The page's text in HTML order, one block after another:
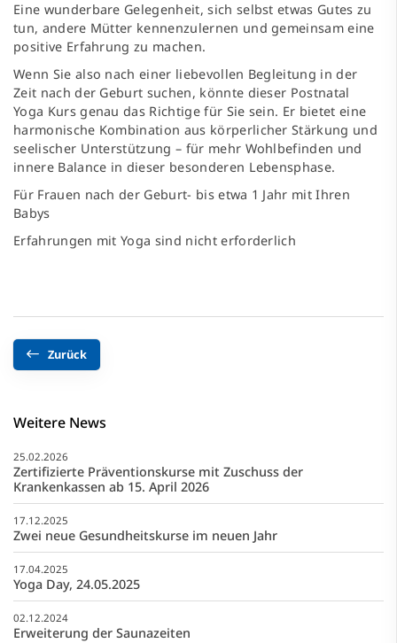
Eine wunderbare Gelegenheit, sich selbst etwas Gutes zu
tun, andere Mütter kennenzulernen und gemeinsam eine
positive Erfahrung zu machen.
Wenn Sie also nach einer liebevollen Begleitung in der
Zeit nach der Geburt suchen, könnte dieser Postnatal
Yoga Kurs genau das Richtige für Sie sein. Er bietet eine
harmonische Kombination aus körperlicher Stärkung und
seelischer Unterstützung – für mehr Wohlbefinden und
innere Balance in dieser besonderen Lebensphase.
Für Frauen nach der Geburt- bis etwa 1 Jahr mit Ihren
Babys
Erfahrungen mit Yoga sind nicht erforderlich
Zurück
Weitere News
25.02.2026
Zertifizierte Präventionskurse mit Zuschuss der
Krankenkassen ab 15. April 2026
17.12.2025
Zwei neue Gesundheitskurse im neuen Jahr
17.04.2025
Yoga Day, 24.05.2025
02.12.2024
Erweiterung der Saunazeiten